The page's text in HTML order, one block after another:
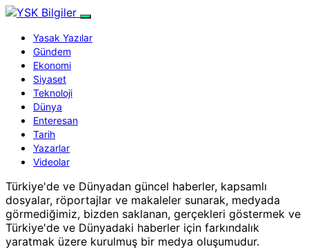
Yasak Yazılar
Gündem
Ekonomi
Siyaset
Teknoloji
Dünya
Enteresan
Tarih
Yazarlar
Videolar
Türkiye'de ve Dünyadan güncel haberler, kapsamlı
dosyalar, röportajlar ve makaleler sunarak, medyada
görmediğimiz, bizden saklanan, gerçekleri göstermek ve
Türkiye'de ve Dünyadaki haberler için farkındalık
yaratmak üzere kurulmuş bir medya oluşumudur.